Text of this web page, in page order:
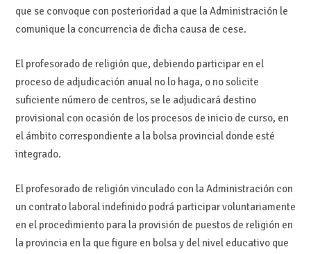
que se convoque con posterioridad a que la Administración le
comunique la concurrencia de dicha causa de cese.
El profesorado de religión que, debiendo participar en el
proceso de adjudicación anual no lo haga, o no solicite
suficiente número de centros, se le adjudicará destino
provisional con ocasión de los procesos de inicio de curso, en
el ámbito correspondiente a la bolsa provincial donde esté
integrado.
El profesorado de religión vinculado con la Administración con
un contrato laboral indefinido podrá participar voluntariamente
en el procedimiento para la provisión de puestos de religión en
la provincia en la que figure en bolsa y del nivel educativo que